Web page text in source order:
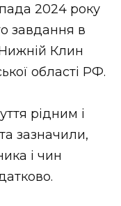
2024 року
завдання в
Клин
області РФ.
рідним і
зазначили,
і чин